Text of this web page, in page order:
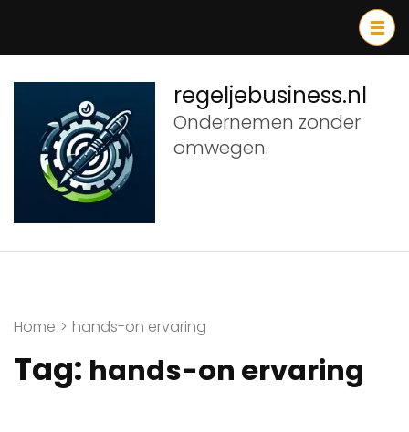
inhoud
(druk
Enter)
regeljebusiness.nl
Ondernemen zonder
omwegen.
Home > hands-on ervaring
Tag: hands-on ervaring